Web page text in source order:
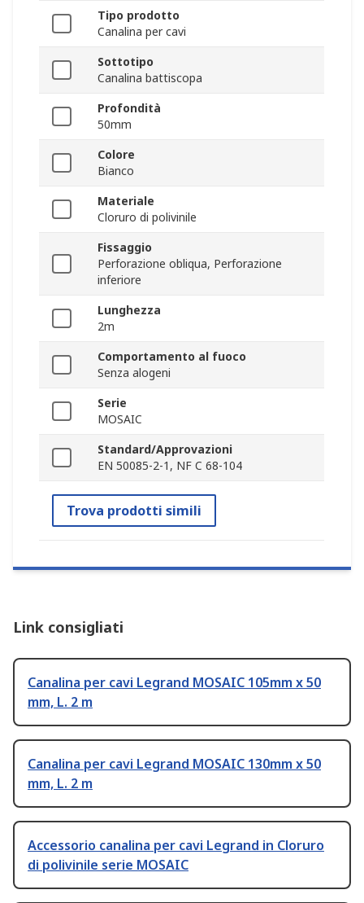
Tipo prodotto
Canalina per cavi
Sottotipo
Canalina battiscopa
Profondità
50mm
Colore
Bianco
Materiale
Cloruro di polivinile
Fissaggio
Perforazione obliqua, Perforazione
inferiore
Lunghezza
2m
Comportamento al fuoco
Senza alogeni
Serie
MOSAIC
Standard/Approvazioni
EN 50085-2-1, NF C 68-104
Trova prodotti simili
Link consigliati
Canalina per cavi Legrand MOSAIC 105mm x 50
mm, L. 2 m
Canalina per cavi Legrand MOSAIC 130mm x 50
mm, L. 2 m
Accessorio canalina per cavi Legrand in Cloruro
di polivinile serie MOSAIC